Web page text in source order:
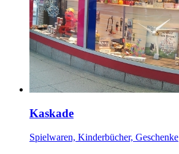
Kaskade
Spielwaren, Kinderbücher, Geschenke